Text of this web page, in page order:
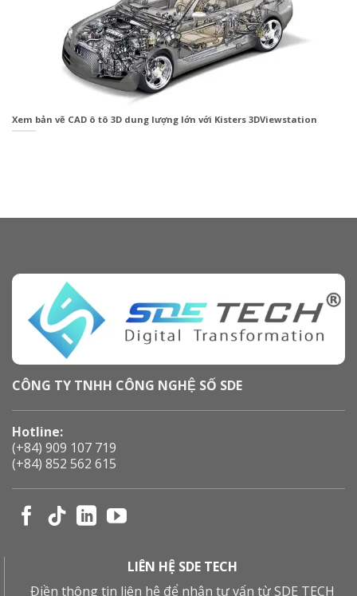
Xem bản vẽ CAD ô tô 3D dung lượng lớn với Kisters 3DViewstation
CÔNG TY TNHH CÔNG NGHỆ SỐ SDE
Hotline:
(+84) 909 107 719
(+84) 852 562 615
LIÊN HỆ SDE TECH
Điền thông tin liên hệ để nhận tư vấn từ SDE TECH